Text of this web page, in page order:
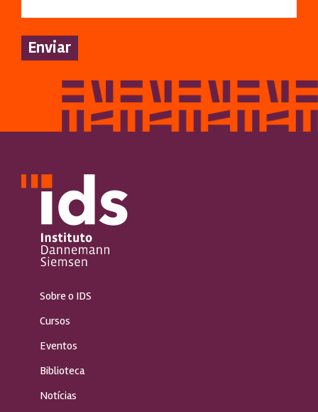
Sobre o IDS
Cursos
Eventos
Biblioteca
Notícias